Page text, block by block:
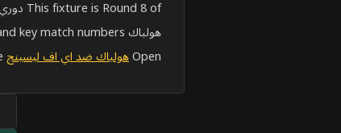
This fixture is Round 8 of دوري الدرجة الثالثة الدنماركي المجموعة A.
هولباك stats show recent H2H matches, live-score context and key match numbers.
Openهولباك ضد اي اف ليسينج